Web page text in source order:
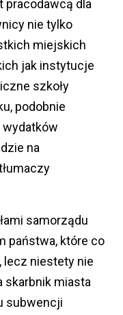
pracodawcą dla
nie tylko
miejskich
jak instytucje
szkoły
podobnie
wydatków
na
samorządu
państwa, które co
lecz niestety nie
skarbnik miasta
subwencji